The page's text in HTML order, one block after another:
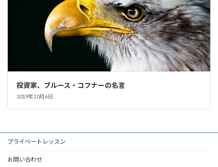
投資家、ブルース・コフナーの名言
2019年10月6日
プライベートレッスン
お問い合わせ